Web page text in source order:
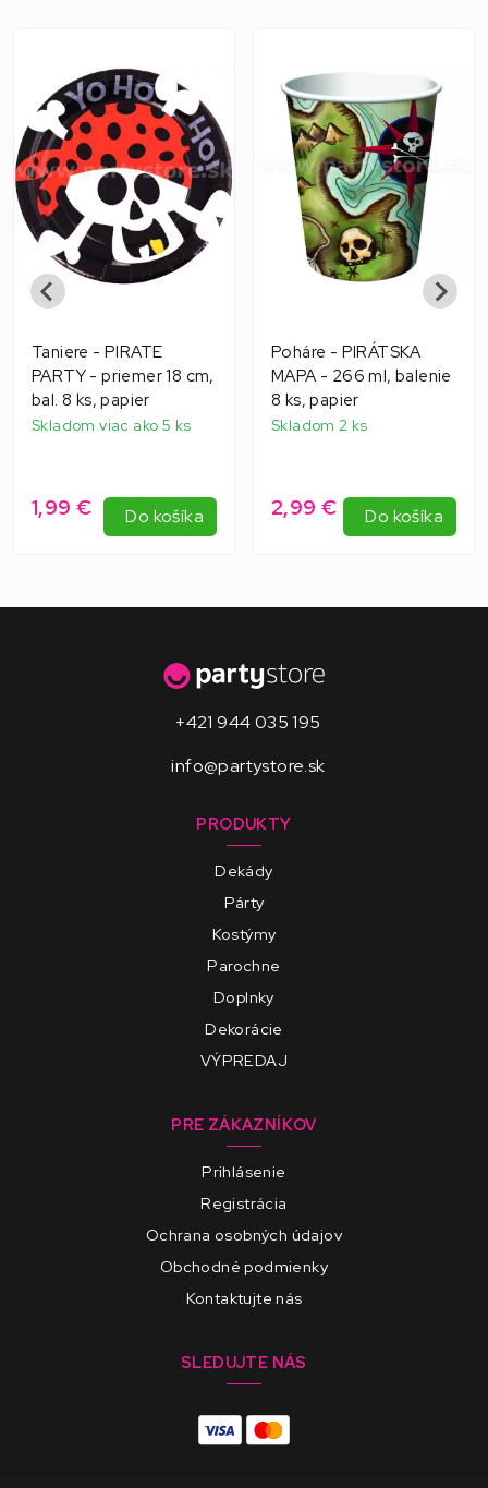
Taniere - PIRATE
PARTY - priemer 18 cm,
bal. 8 ks, papier
Skladom viac ako 5 ks
1,99 € Do košíka
Poháre - PIRÁTSKA
MAPA - 266 ml, balenie
8 ks, papier
Skladom 2 ks
2,99 € Do košíka
+421 944 035 195
info@partystore.sk
PRODUKTY
Dekády
Párty
Kostýmy
Parochne
Doplnky
Dekorácie
VÝPREDAJ
PRE ZÁKAZNÍKOV
Prihlásenie
Registrácia
Ochrana osobných údajov
Obchodné podmienky
Kontaktujte nás
SLEDUJTE NÁS